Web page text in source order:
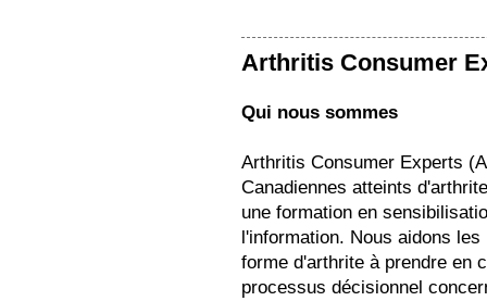
Arthritis Consumer
Qui nous sommes
Arthritis Consumer Experts
Canadiennes atteints
une formation en
l'information. Nous aidons
forme d'arthrite à prendre en
processus décisionnel